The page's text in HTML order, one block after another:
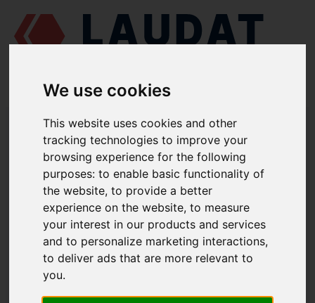
We use cookies
This website uses cookies and other
tracking technologies to improve your
browsing experience for the following
purposes:to enable basic functionality of
the website,to provide a better
experience on the website,to measure
your interest in our products and services
and to personalize marketing interactions,
to deliver ads that are more relevant to
you.
LAUDAT SUPPLY/СУДНОВІ ДВИГУНИ/ РУМО 6 ЧРН 36/45 - Г60
ВТУЛКА ШАТУНА Г60-220003-1
LAUDAT SUPPLY
РУМО
6 ЧРН 36/45 - Г60
ГРУПА: ПОРШЕНЬ І ШАТУН
ВТУЛКА ШАТУНА
НОМЕР ЗАПЧАСТИНИ: Г60-220003-1